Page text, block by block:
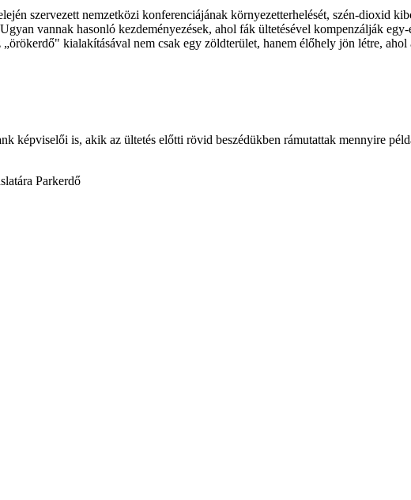
szervezett nemzetközi konferenciájának környezetterhelését, szén-dioxid
vannak hasonló kezdeményezések, ahol fák ültetésével kompenzálják
kialakításával nem csak egy zöldterület, hanem élőhely jön létre,
képviselői is, akik az ültetés előtti rövid beszédükben rámutattak mennyire
Parkerdő